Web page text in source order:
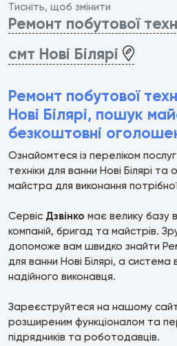
Тисніть, щоб змінити
Ремонт побутової
смт Нові Білярі
Ремонт побутової
Нові Білярі, пошук
безкоштовні
Ознайомтеся із переліком
техніки для ванни Нові Білярі
майстра для виконання
Сервіс Дзвінко має велику базу
компаній, бригад та майстрів.
допоможе вам швидко знайти
для ванни Нові Білярі, а система
надійного виконавця.
Зареєструйтеся на нашому
розширеним функціоналом та
підрядників та роботодавців.